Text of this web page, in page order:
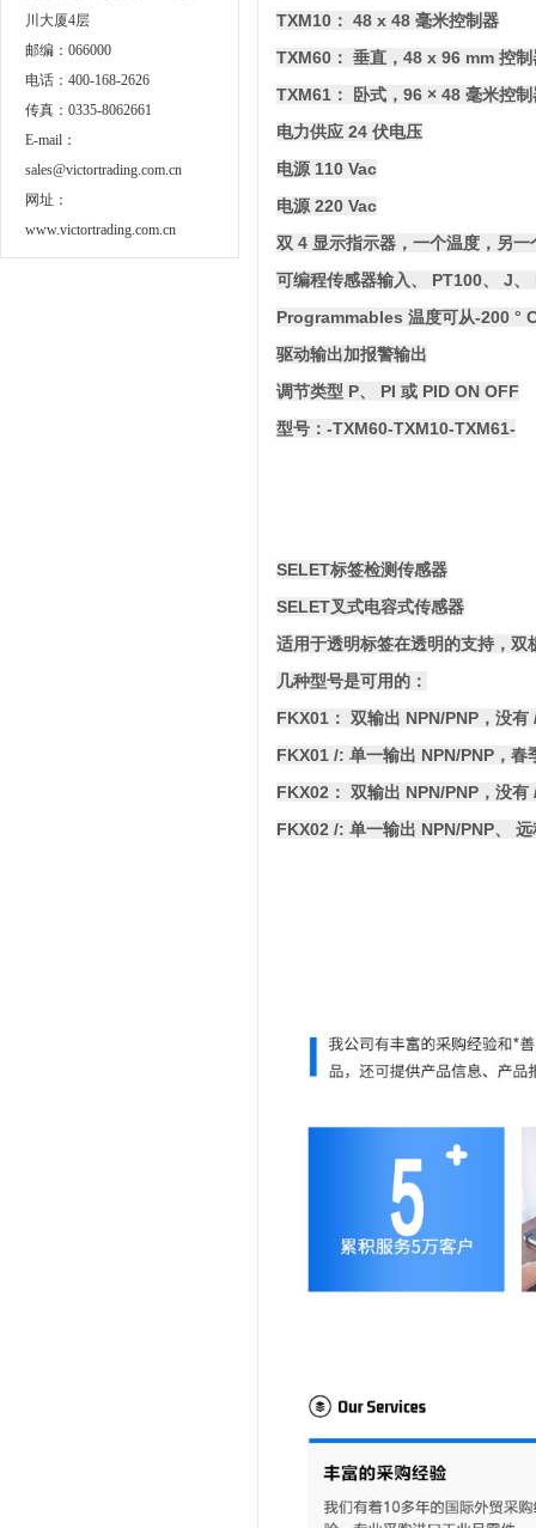
川大厦4层
邮编：066000
电话：400-168-2626
传真：0335-8062661
E-mail：
sales@victortrading.com.cn
网址：
www.victortrading.com.cn
TXM10： 48 x 48 毫米控制器
TXM60： 垂直，48 x 96 mm 控制
TXM61： 卧式，96 × 48 毫米控制
电力供应 24 伏电压
电源 110 Vac
电源 220 Vac
双 4 显示指示器，一个温度，另一
可编程传感器输入、 PT100、 J、
Programmables 温度可从-200 °
驱动输出加报警输出
调节类型 P、 PI 或 PID ON OFF
型号：-TXM60-TXM10-TXM61-
SELET标签检测传感器
SELET叉式电容式传感器
适用于透明标签在透明的支持，
几种型号是可用的：
FKX01： 双输出 NPN/PNP，没
FKX01 /: 单一输出 NPN/PNP，
FKX02： 双输出 NPN/PNP，没
FKX02 /: 单一输出 NPN/PNP、